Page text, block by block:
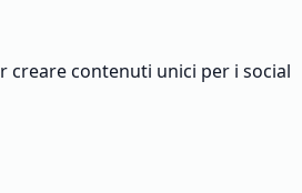
contenuti unici per i social